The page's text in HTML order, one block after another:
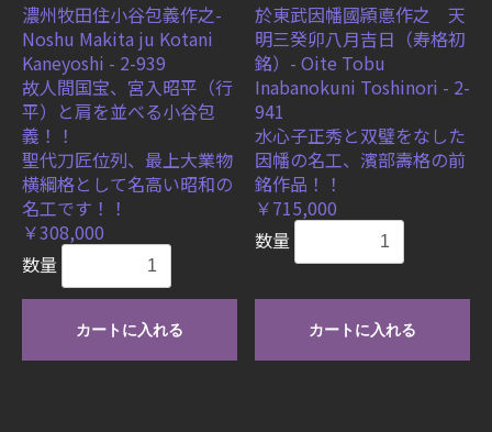
濃州牧田住小谷包義作之-
Noshu Makita ju Kotani
Kaneyoshi - 2-939
故人間国宝、宮入昭平（行
平）と肩を並べる小谷包
義！！
聖代刀匠位列、最上大業物
横綱格として名高い昭和の
名工です！！
￥308,000
数量
カートに入れる
於東武因幡國頴悳作之 天
明三癸卯八月吉日（寿格初
銘）- Oite Tobu
Inabanokuni Toshinori - 2-
941
水心子正秀と双璧をなした
因幡の名工、濱部壽格の前
銘作品！！
￥715,000
数量
カートに入れる